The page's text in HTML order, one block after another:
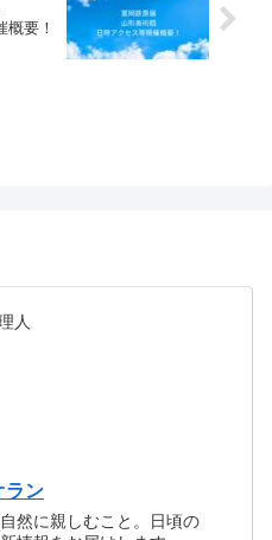
要！
人
ラン
然に親しむこと。日頃の